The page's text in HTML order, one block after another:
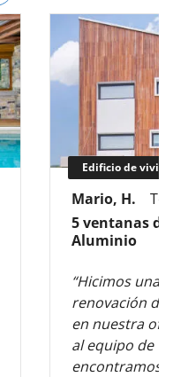
Edificio de
Mario, H.
5 ventanas de
Aluminio
“Hicimos una
renovación de
en nuestra
al equipo de
encontramos